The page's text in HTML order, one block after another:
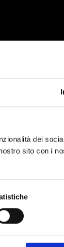
dei
sito con i